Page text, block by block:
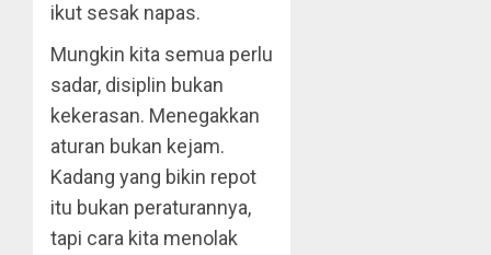
ikut sesak napas.
Mungkin kita semua perlu
sadar, disiplin bukan
kekerasan. Menegakkan
aturan bukan kejam.
Kadang yang bikin repot
itu bukan peraturannya,
tapi cara kita menolak